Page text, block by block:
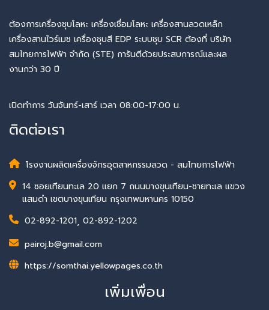
ต้องการเครื่องชุบโลหะ เครื่องเชื่อมโลหะ เครื่องสานลวดเหล็ก
เครื่องสานไวร์เมช เครื่องชุบสี EDP ระบบชุบ SCR ต้องที่ บริษัท
สมไทยการไฟฟ้า จำกัด (STE) การันตีด้วยประสบการณ์และผล
งานกว่า 30 ปี
เปิดทำการ วันจันทร์-เสาร์ เวลา 08:00-17:00 น.
ติดต่อเรา
โรงงานผลิตเครื่องจักรอุตสาหกรรมลวด - สมไทยการไฟฟ้า
14 ซอยเทียนทะเล 20 แยก 7 ถนนบางขุนเทียน-ชายทะเล แขวง
แสมดำ เขตบางขุนเทียน กรุงเทพมหานคร 10150
02-892-1201, 02-892-1202
pairoj.b@gmail.com
https://somthai.yellowpages.co.th
เพิ่มเพื่อน